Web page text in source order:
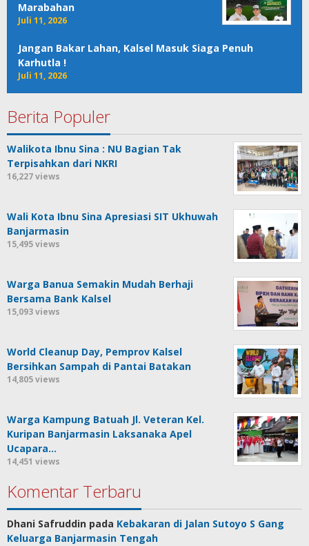
Marabahan
Juli 11, 2026
Jangan Bakar Lahan, Kalsel Masuk Siaga Penuh
Karhutla !
Juli 11, 2026
Berita Populer
Walikota Ibnu Sina : NU Bagian Tak
Terpisahkan dari NKRI
16,227 views
Wali Kota Ibnu Sina Apresiasi SIT Ukhuwah
Banjarmasin
15,495 views
Warga Banua Semakin Mudah Berhaji
Bersama Bank Kalsel
15,093 views
World Cleanup Day, Pemprov Kalsel
Bersihkan Sampah di Pantai Batakan
14,805 views
Warga Kampung Batuah Jl. Veteran Kel.
Kuripan Banjarmasin Laksanaka Apel
Ucapara…
14,451 views
Komentar Terbaru
Dhani Safruddin pada Kebakaran di Jalan Sutoyo S Gang
Keluarga Banjarmasin Tengah